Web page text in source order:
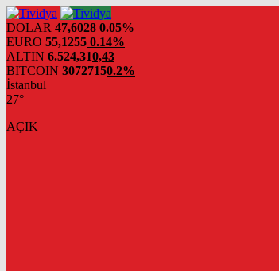
evden
eve
nakliyat
DOLAR 47,6028 0.05%
EURO 55,1255 0.14%
ALTIN 6.524,310,43
BITCOIN 30727150.2%
İstanbul
27°
AÇIK